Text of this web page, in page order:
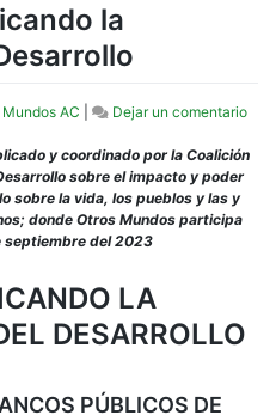
la
AC Dejar un comentarioen
y coordinado por la Coalición
sobre el impacto y poder
sobre la vida, los pueblos y las y
donde Otros Mundos participa
septiembre del 2023
LA
DESARROLLO
PÚBLICOS DE